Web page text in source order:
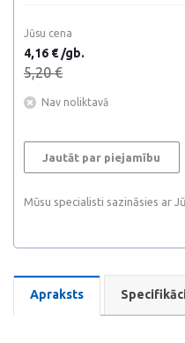
Jūsu cena
4,16 € /gb.
5,20 €
Nav noliktavā
Jautāt par piejamību
Mūsu specialisti sazināsies ar
Apraksts